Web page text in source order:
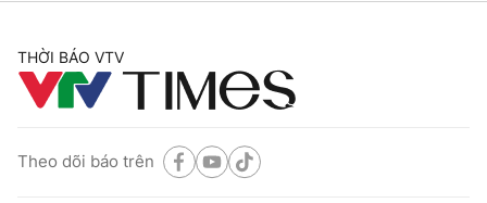
THỜI BÁO VTV
Theo dõi báo trên